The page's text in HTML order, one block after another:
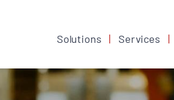
Solutions Services